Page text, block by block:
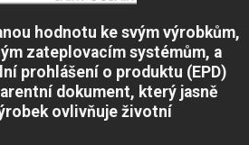
hodnotu ke svým výrobkům,
zateplovacím systémům, a
prohlášení o produktu (EPD)
dokument, který jasně
ovlivňuje životní